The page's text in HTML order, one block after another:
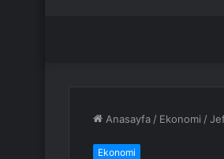
Anasayfa / Ekonomi /
Ekonomi